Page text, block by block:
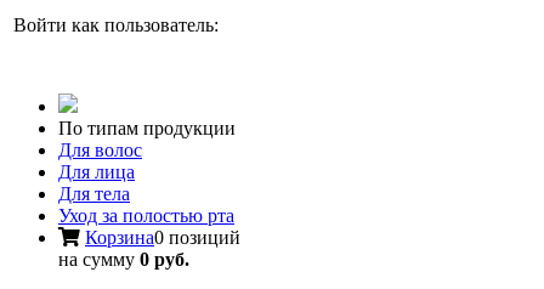
Войти как пользователь:
По типам продукции
Для волос
Для лица
Для тела
Уход за полостью рта
Корзина0 позиций
на сумму 0 руб.